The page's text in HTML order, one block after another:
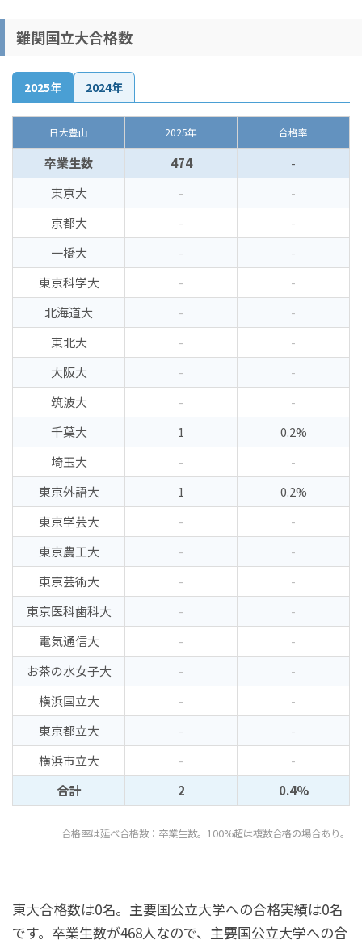
難関国立大合格数
2025年 2024年
日大豊山 2025年 合格率
卒業生数 474
-
東京大
-
-
京都大
-
-
一橋大
-
-
東京科学大
-
-
北海道大
-
-
東北大
-
-
大阪大
-
-
筑波大
-
-
千葉大
1
0.2%
埼玉大
-
-
東京外語大
1
0.2%
東京学芸大
-
-
東京農工大
-
-
東京芸術大
-
-
東京医科歯科大
-
-
電気通信大
-
-
お茶の水女子大
-
-
横浜国立大
-
-
東京都立大
-
-
横浜市立大
-
-
合計
2 0.4%
合格率は延べ合格数÷卒業生数。100%超は複数合格の場合あり。
東大合格数は0名。主要国公立大学への合格実績は0名
です。卒業生数が468人なので、主要国公立大学への合